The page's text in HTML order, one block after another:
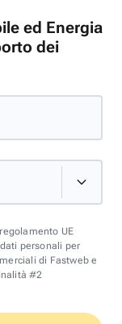
ed Energia
dei
UE
personali per
di Fastweb e
#2